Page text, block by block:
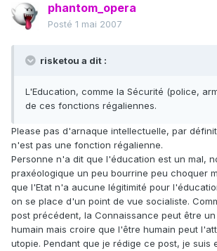
phantom_opera
Posté 1 mai 2007
risketou a dit :
L'Education, comme la Sécurité (police,
de ces fonctions régaliennes.
Please pas d'arnaque intellectuelle, par
n'est pas une fonction régalienne.
Personne n'a dit que l'éducation est un mal,
praxéologique un peu bourrine peu choquer
que l'Etat n'a aucune légitimité pour
on se place d'un point de vue socialiste.
post précédent, la Connaissance peut être
humain mais croire que l'être humain peut
utopie. Pendant que je rédige ce post, je suis